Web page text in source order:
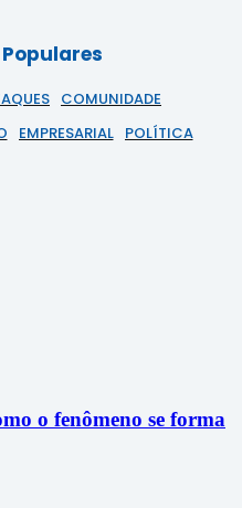
COMUNIDADE
EMPRESARIAL POLÍTICA
o fenômeno se forma